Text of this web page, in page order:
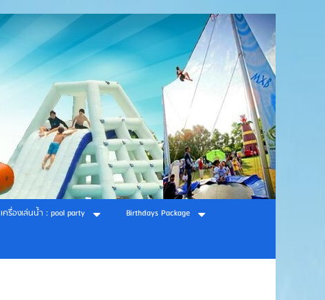
เครื่องเล่นน้ำ : pool party Birthdays Package